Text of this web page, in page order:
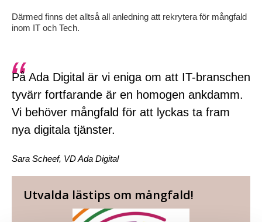
Därmed finns det alltså all anledning att rekrytera för mångfald
inom IT och Tech.
På Ada Digital är vi eniga om att IT-branschen
tyvärr fortfarande är en homogen ankdamm.
Vi behöver mångfald för att lyckas ta fram
nya digitala tjänster.
Sara Scheef, VD Ada Digital
Utvalda lästips om mångfald!